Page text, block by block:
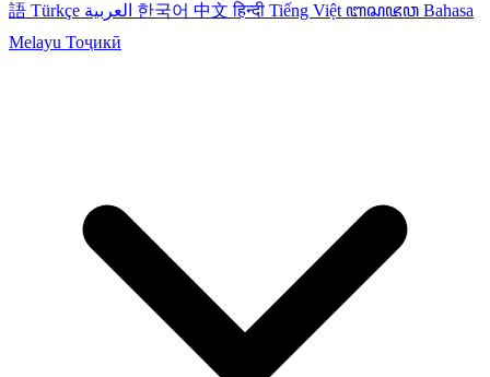
語 Türkçe 한국어 中文हिन्दी Tiếng Việt ꦧꦱꦗꦮ Bahasa
Melayu Тоҷикӣ